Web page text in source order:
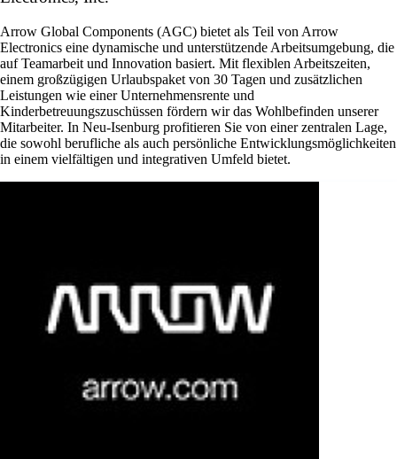
Arrow Global Components (AGC) bietet als Teil von Arrow
Electronics eine dynamische und unterstützende Arbeitsumgebung, die
auf Teamarbeit und Innovation basiert. Mit flexiblen Arbeitszeiten,
einem großzügigen Urlaubspaket von 30 Tagen und zusätzlichen
Leistungen wie einer Unternehmensrente und
Kinderbetreuungszuschüssen fördern wir das Wohlbefinden unserer
Mitarbeiter. In Neu-Isenburg profitieren Sie von einer zentralen Lage,
die sowohl berufliche als auch persönliche Entwicklungsmöglichkeiten
in einem vielfältigen und integrativen Umfeld bietet.